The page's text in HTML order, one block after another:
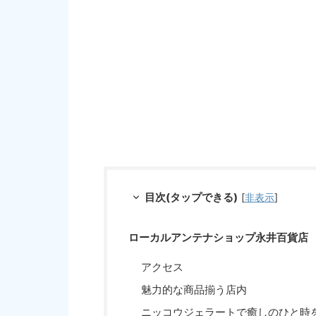
目次(タップできる) [非表示]
ローカルアンテナショップ永井百貨店
アクセス
魅力的な商品揃う店内
ニッコウジェラートで癒しのひと時